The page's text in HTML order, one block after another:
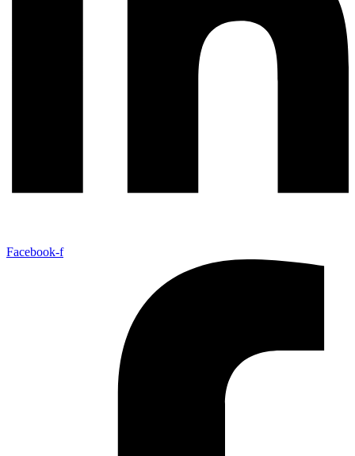
Facebook-f